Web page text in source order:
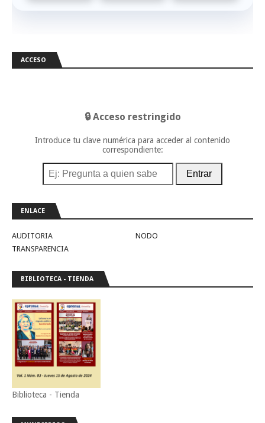
ACCESO
🔒 Acceso restringido
Introduce tu clave numérica para acceder al contenido
correspondiente:
Entrar
ENLACE
AUDITORIA
NODO
TRANSPARENCIA
BIBLIOTECA - TIENDA
Biblioteca - Tienda